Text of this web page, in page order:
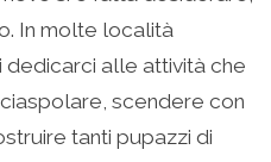
In molte località
dedicarci alle attività che
scendere con
tanti pupazzi di